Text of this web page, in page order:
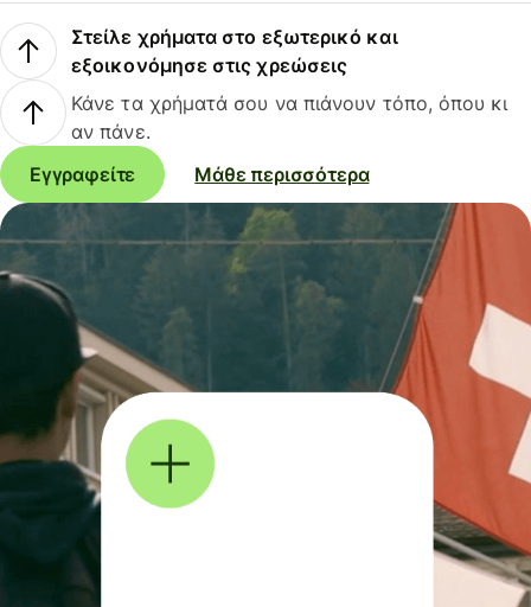
Στείλε χρήματα στο εξωτερικό και
εξοικονόμησε στις χρεώσεις
Κάνε τα χρήματά σου να πιάνουν τόπο, όπου κι
αν πάνε.
Εγγραφείτε
Μάθε περισσότερα